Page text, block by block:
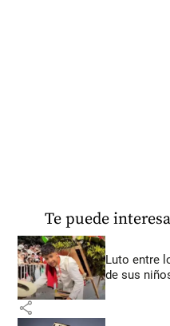
Te puede
Luto entre
de sus
share